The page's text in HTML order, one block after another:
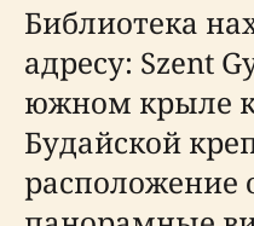
Библиотека
адресу: Szent
южном крыле
Будайской
расположение